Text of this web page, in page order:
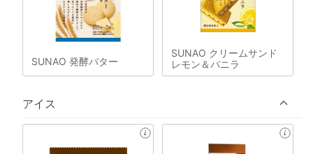
SUNAO 発酵バター
SUNAO クリームサンド
レモン＆バニラ
アイス